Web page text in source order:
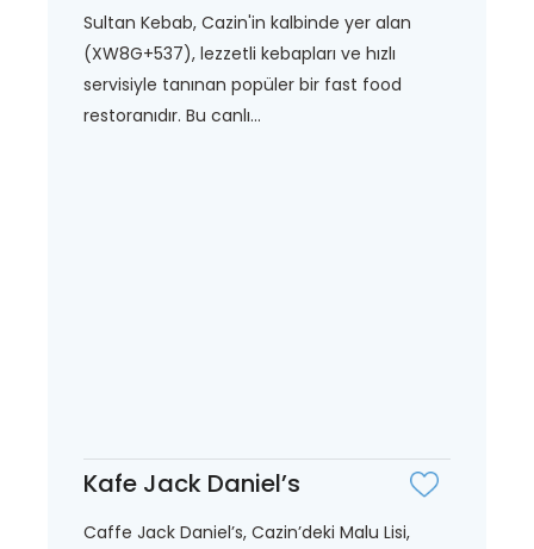
Sultan Kebab, Cazin'in kalbinde yer alan
(XW8G+537), lezzetli kebapları ve hızlı
servisiyle tanınan popüler bir fast food
restoranıdır. Bu canlı...
Kafe Jack Daniel’s
Caffe Jack Daniel’s, Cazin’deki Malu Lisi,